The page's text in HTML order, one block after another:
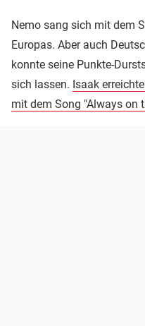
Nemo sang sich mit dem
Europas. Aber auch
konnte seine Punkte-
sich lassen. Isaak
mit dem Song "Always on